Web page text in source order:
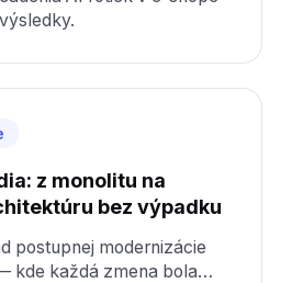
z monolitu na
bez výpadku
postupnej modernizácie
kde každá zmena bola